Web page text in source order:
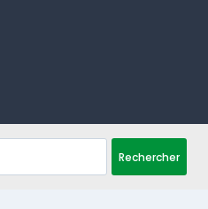
Rechercher